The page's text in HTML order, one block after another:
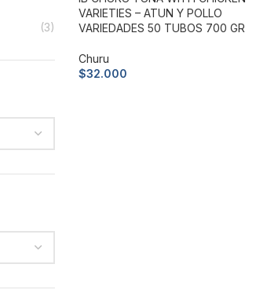
(3)
VARIETIES – ATUN Y POLLO
VARIEDADES 50 TUBOS 700 GR
Churu
$32.000